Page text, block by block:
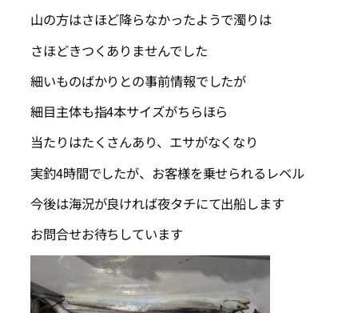
山の方はさほど降らなかったようで濁りは
さほどきつくありませんでした
細いものばかりとの事前情報でしたが
細目主体も指4本サイズがちらほら
当たりはたくさんあり、エサがなくなり
実釣4時間でしたが、お客様を乗せられるレベル
今後は海況が良ければ夜タチにて出船します
お問合せお待ちしています